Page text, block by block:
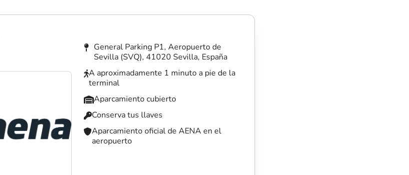
General Parking P1, Aeropuerto de
Sevilla (SVQ), 41020 Sevilla, España
A aproximadamente 1 minuto a pie de la
terminal
Aparcamiento cubierto
Conserva tus llaves
Aparcamiento oficial de AENA en el
aeropuerto